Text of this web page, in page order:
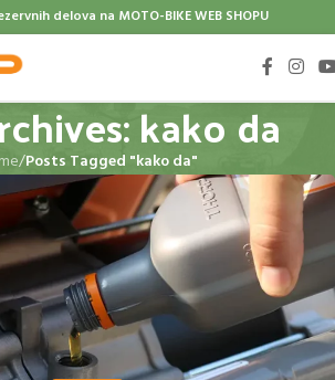
delova na MOTO-BIKE WEB SHOPU
kako da
/Posts Tagged "kako da"